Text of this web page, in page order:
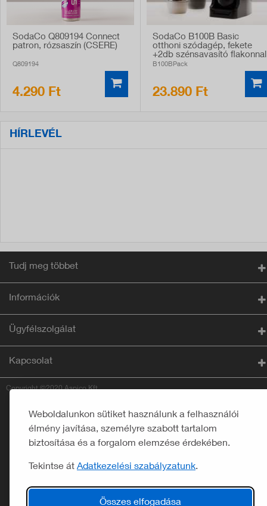
Weboldalunkon sütiket használunk a felhasználói
élmény javítása, személyre szabott tartalom
biztosítása és a forgalom elemzése érdekében.
Tekintse át Adatkezelési szabályzatunk.
Összes elfogadása
SodaCo Q809194 Connect
patron, rózsaszín (CSERE)
Q809194
4.290 Ft
SodaCo B100B Basic
otthoni szódagép, fekete
+2db szénsavasító flakonnal
B100BPack
23.890 Ft
HÍRLEVÉL
Tudj meg többet
Információk
Ügyfélszolgálat
Kapcsolat
Copyright ©2020 Aspico Kft.